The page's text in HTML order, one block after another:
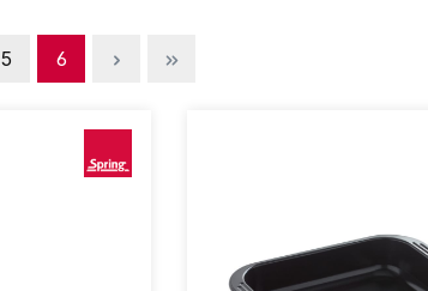
Seite
5 Seite
6